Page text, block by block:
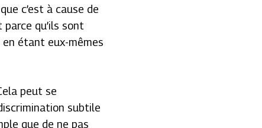
c’est à cause de
qu’ils sont
étant eux-mêmes
peut se
subtile
que de ne pas